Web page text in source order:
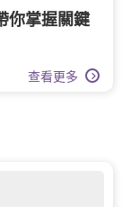
你掌握關鍵
查看更多